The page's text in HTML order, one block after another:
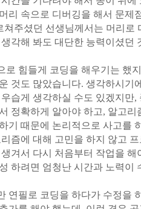
리 속으로 디버깅을 해서 문제
쳐주셨던 선생님께서는 머리로
각해 봐도 대단한 능력이셨던
로 힘들게 코딩을 해우기는 했
것도 많았습니다. 생각하시기
습게 생각하실 수도 있겠지만,
정확하게 알아야 하고, 알고리
기 때문에 논리적으로 사고를
즘에 대해 고민을 하지 않고
겨서 다시 처음부터 작업을 해
하려면 엄청난 시간과 노력이
연필로 코딩을 하다가 수정을